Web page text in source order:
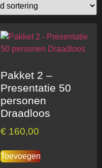
Pakket 2 –
Presentatie 50
personen
Draadloos
€ 160,00
Toevoegen